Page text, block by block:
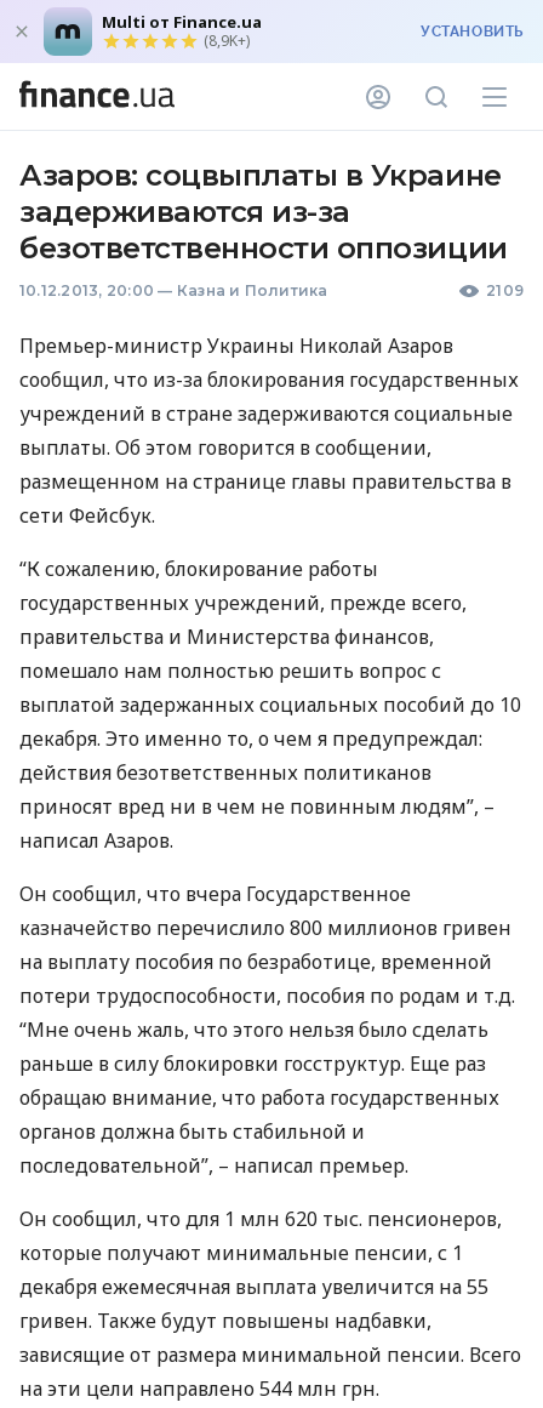
Multi от Finance.ua
(8,9K+) УСТАНОВИТЬ
Азаров: соцвыплаты в Украине
задерживаются из-за
безответственности оппозиции
10.12.2013, 20:00 — Казна и Политика 2109
Премьер-министр Украины Николай Азаров
сообщил, что из-за блокирования государственных
учреждений в стране задерживаются социальные
выплаты. Об этом говорится в сообщении,
размещенном на странице главы правительства в
сети Фейсбук.
“К сожалению, блокирование работы
государственных учреждений, прежде всего,
правительства и Министерства финансов,
помешало нам полностью решить вопрос с
выплатой задержанных социальных пособий до 10
декабря. Это именно то, о чем я предупреждал:
действия безответственных политиканов
приносят вред ни в чем не повинным людям”, –
написал Азаров.
Он сообщил, что вчера Государственное
казначейство перечислило 800 миллионов гривен
на выплату пособия по безработице, временной
потери трудоспособности, пособия по родам и т.д.
“Мне очень жаль, что этого нельзя было сделать
раньше в силу блокировки госструктур. Еще раз
обращаю внимание, что работа государственных
органов должна быть стабильной и
последовательной”, – написал премьер.
Он сообщил, что для 1 млн 620 тыс. пенсионеров,
которые получают минимальные пенсии, с 1
декабря ежемесячная выплата увеличится на 55
гривен. Также будут повышены надбавки,
зависящие от размера минимальной пенсии. Всего
на эти цели направлено 544 млн грн.